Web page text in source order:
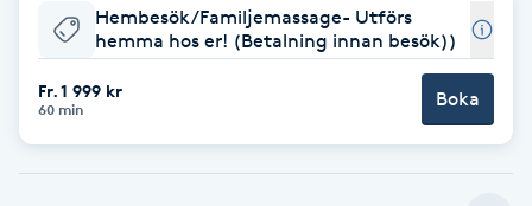
Fransförlängning Volym
Fransk manikyr
Hembesök/Familjemassage- Utförs
hemma hos er! (Betalning innan besök))
Fr. 1 999 kr
60 min Boka